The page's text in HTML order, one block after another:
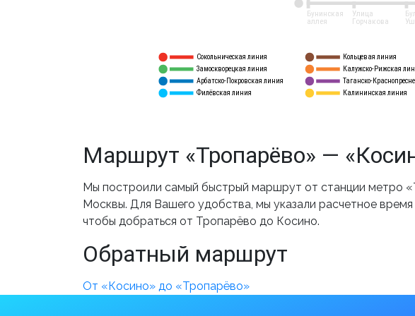
Сокольническая линия
Замоскворецкая линия
Арбатско-Покровская линия
Филёвская линия
Кольцевая линия
Калужско-Рижская
Таганско-
Калининская линия
Улица
Горчакова
Бунинская
аллея
Маршрут «Тропарёво» —
Мы построили самый быстрый маршрут от станции метро
Москвы. Для Вашего удобства, мы указали расчетное
чтобы добраться от Тропарёво до Косино.
Обратный маршрут
От «Косино» до «Тропарёво»